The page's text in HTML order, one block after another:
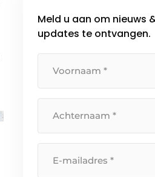
Meld u aan om nieuws
updates te ontvangen.